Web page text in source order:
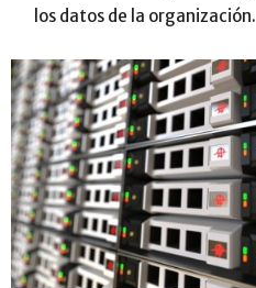
los datos de la organización.